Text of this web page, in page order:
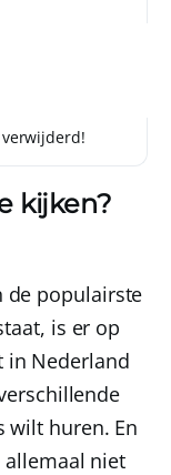
kijken?
de populairste
is er op
in Nederland
wilt huren. En
allemaal niet